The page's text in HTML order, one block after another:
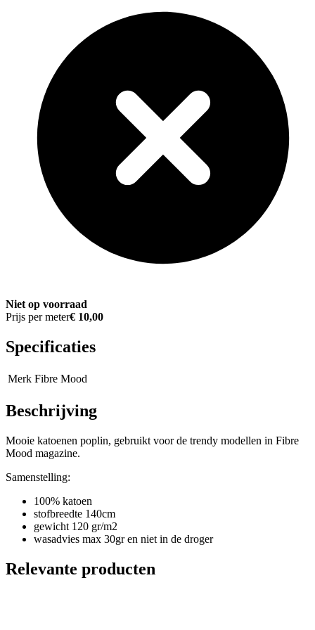
Niet op voorraad
Prijs per meter€ 10,00
Specificaties
Merk Fibre Mood
Beschrijving
Mooie katoenen poplin, gebruikt voor de trendy modellen in Fibre
Mood magazine.
Samenstelling:
100% katoen
stofbreedte 140cm
gewicht 120 gr/m2
wasadvies max 30gr en niet in de droger
Relevante producten